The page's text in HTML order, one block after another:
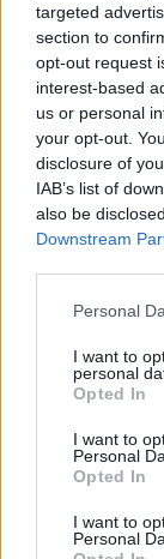
targeted
section to
opt-out request
interest-based
us or personal
your opt-out.
disclosure of
IAB’s list of
also be
Downstream
Personal
I want to
personal
Opted In
I want to
Personal
Opted In
I want to
Personal
Brengt
Van
'Hij is
bod op
Been
Calvin
Zoë